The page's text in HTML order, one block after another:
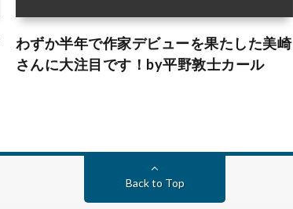
わずか半年で作家デビューを果たした美崎
さんに大注目です！by平野敦士カール
Back to Top